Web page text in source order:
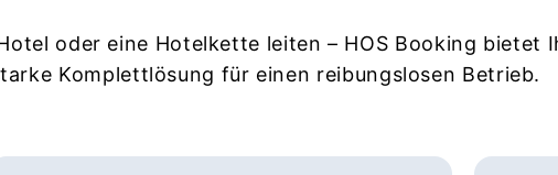
oder eine Hotelkette leiten – HOS Booking bietet
Komplettlösung für einen reibungslosen Betrieb.